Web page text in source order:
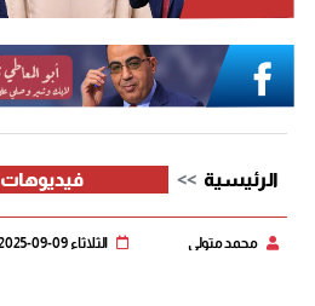
الرئيسية فيديوهات
محمد متولي الثلاثاء 09-09-2025